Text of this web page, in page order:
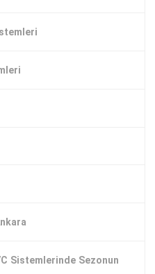
Sistemlerinde Sezonun